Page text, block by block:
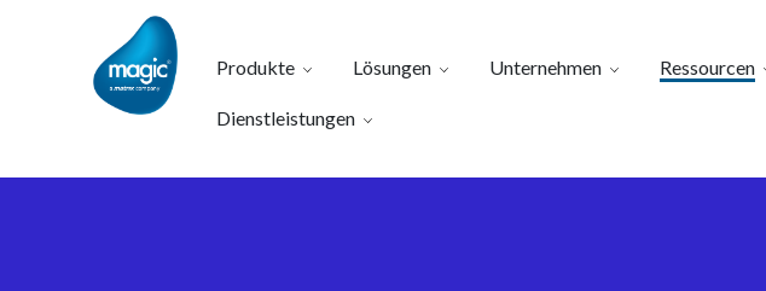
Produkte Lösungen Unternehmen Ressourcen
Dienstleistungen